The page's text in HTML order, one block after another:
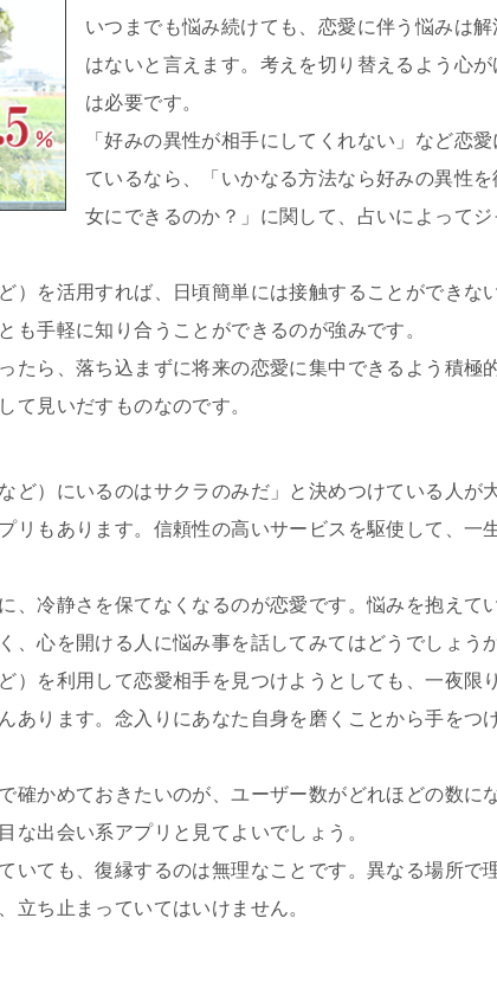
いつまでも悩み続けても、恋愛に伴う悩みは解
はないと言えます。考えを切り替えるよう心が
は必要です。
「好みの異性が相手にしてくれない」など恋
ているなら、「いかなる方法なら好みの異性
女にできるのか？」に関して、占いによってジ
）を活用すれば、日頃簡単には接触することができな
も手軽に知り合うことができるのが強みです。
たら、落ち込まずに将来の恋愛に集中できるよう積極
て見いだすものなのです。
ど）にいるのはサクラのみだ」と決めつけている人が
リもあります。信頼性の高いサービスを駆使して、一
、冷静さを保てなくなるのが恋愛です。悩みを抱えて
、心を開ける人に悩み事を話してみてはどうでしょうか
）を利用して恋愛相手を見つけようとしても、一夜限
あります。念入りにあなた自身を磨くことから手をつ
確かめておきたいのが、ユーザー数がどれほどの数に
な出会い系アプリと見てよいでしょう。
いても、復縁するのは無理なことです。異なる場所で
立ち止まっていてはいけません。